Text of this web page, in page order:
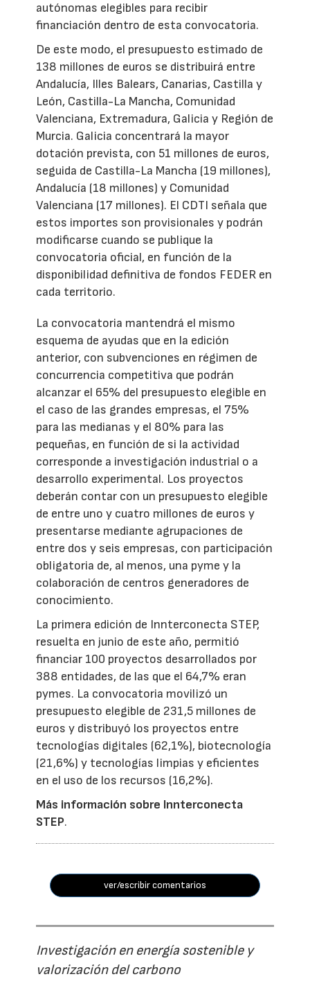
autónomas elegibles para recibir
financiación dentro de esta convocatoria.
De este modo, el presupuesto estimado de
138 millones de euros se distribuirá entre
Andalucía, Illes Balears, Canarias, Castilla y
León, Castilla-La Mancha, Comunidad
Valenciana, Extremadura, Galicia y Región de
Murcia. Galicia concentrará la mayor
dotación prevista, con 51 millones de euros,
seguida de Castilla-La Mancha (19 millones),
Andalucía (18 millones) y Comunidad
Valenciana (17 millones). El CDTI señala que
estos importes son provisionales y podrán
modificarse cuando se publique la
convocatoria oficial, en función de la
disponibilidad definitiva de fondos FEDER en
cada territorio.
La convocatoria mantendrá el mismo
esquema de ayudas que en la edición
anterior, con subvenciones en régimen de
concurrencia competitiva que podrán
alcanzar el 65% del presupuesto elegible en
el caso de las grandes empresas, el 75%
para las medianas y el 80% para las
pequeñas, en función de si la actividad
corresponde a investigación industrial o a
desarrollo experimental. Los proyectos
deberán contar con un presupuesto elegible
de entre uno y cuatro millones de euros y
presentarse mediante agrupaciones de
entre dos y seis empresas, con participación
obligatoria de, al menos, una pyme y la
colaboración de centros generadores de
conocimiento.
La primera edición de Innterconecta STEP,
resuelta en junio de este año, permitió
financiar 100 proyectos desarrollados por
388 entidades, de las que el 64,7% eran
pymes. La convocatoria movilizó un
presupuesto elegible de 231,5 millones de
euros y distribuyó los proyectos entre
tecnologías digitales (62,1%), biotecnología
(21,6%) y tecnologías limpias y eficientes
en el uso de los recursos (16,2%).
Más información sobre Innterconecta
STEP.
ver/escribir comentarios
Investigación en energía sostenible y
valorización del carbono